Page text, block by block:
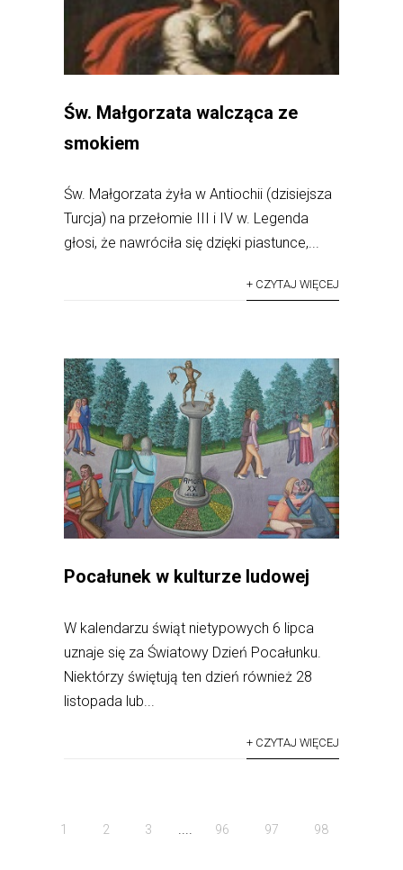
Św. Małgorzata walcząca ze
smokiem
Św. Małgorzata żyła w Antiochii (dzisiejsza
Turcja) na przełomie III i IV w. Legenda
głosi, że nawróciła się dzięki piastunce,...
+ CZYTAJ WIĘCEJ
Pocałunek w kulturze ludowej
W kalendarzu świąt nietypowych 6 lipca
uznaje się za Światowy Dzień Pocałunku.
Niektórzy świętują ten dzień również 28
listopada lub...
+ CZYTAJ WIĘCEJ
1 2 3 .... 96 97 98